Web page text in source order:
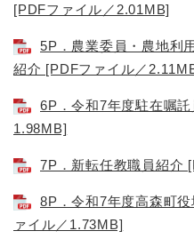
[PDFファイル／2.01MB]
5P．農業委員・農地利
紹介 [PDFファイル／
6P．令和7年度駐在嘱
1.98MB]
7P．新転任教職員紹介
8P．令和7年度高森町
ァイル／1.73MB]